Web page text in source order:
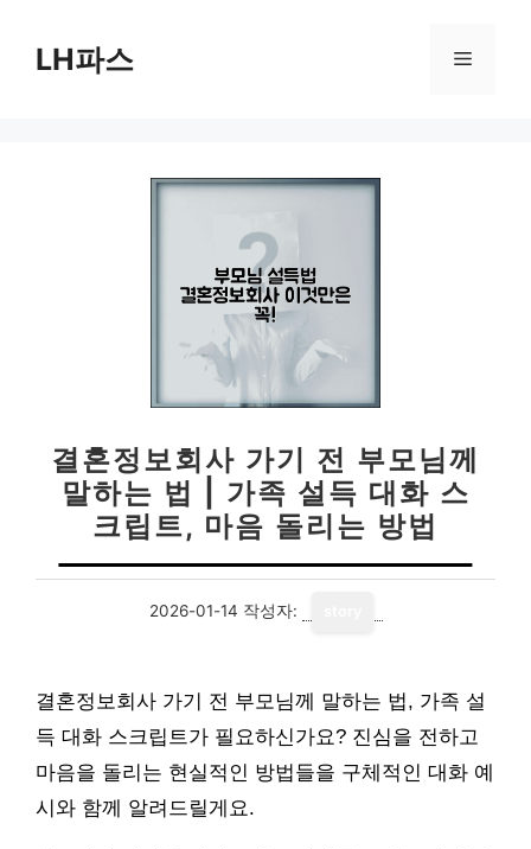
LH파스 메
결혼정보회사 가기 전 부모님께
말하는 법 | 가족 설득 대화 스
크립트, 마음 돌리는 방법
2026-01-14 작성자:
결혼정보회사 가기 전 부모님께 말하는 법, 가족 설
득 대화 스크립트가 필요하신가요? 진심을 전하고
마음을 돌리는 현실적인 방법들을 구체적인 대화 예
시와 함께 알려드릴게요.